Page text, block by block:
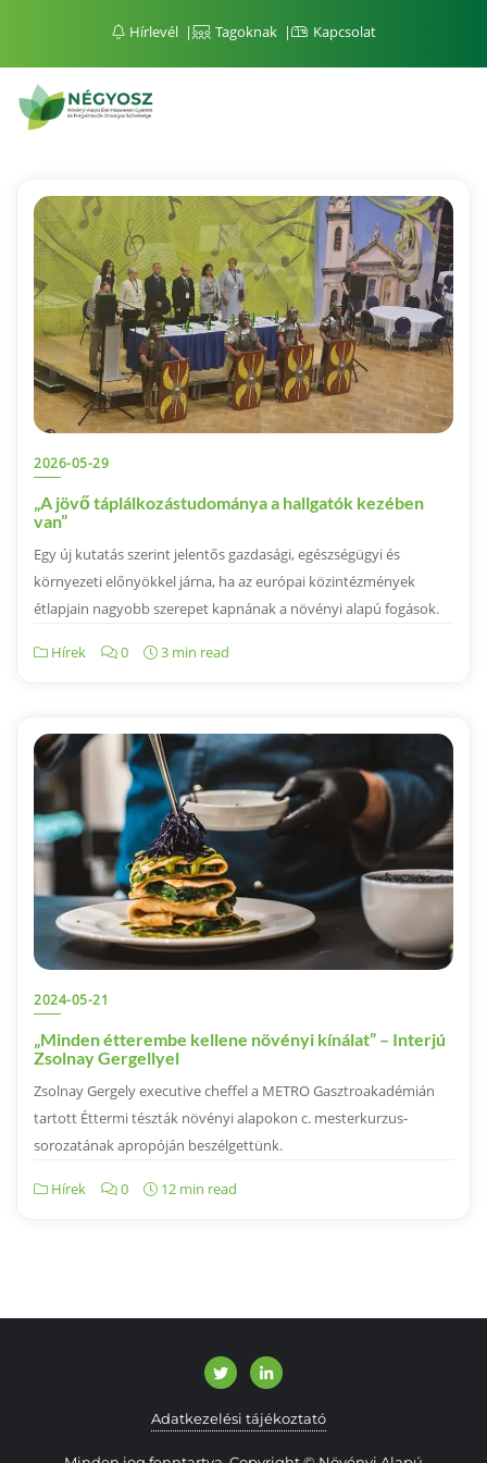
Hírlevél Tagoknak Kapcsolat
2026-05-29
„A jövő táplálkozástudománya a hallgatók kezében
van”
Egy új kutatás szerint jelentős gazdasági, egészségügyi és
környezeti előnyökkel járna, ha az európai közintézmények
étlapjain nagyobb szerepet kapnának a növényi alapú fogások.
Hírek 0 3 min read
2024-05-21
„Minden étterembe kellene növényi kínálat” – Interjú
Zsolnay Gergellyel
Zsolnay Gergely executive cheffel a METRO Gasztroakadémián
tartott Éttermi tészták növényi alapokon c. mesterkurzus-
sorozatának apropóján beszélgettünk.
Hírek 0 12 min read
Adatkezelési tájékoztató